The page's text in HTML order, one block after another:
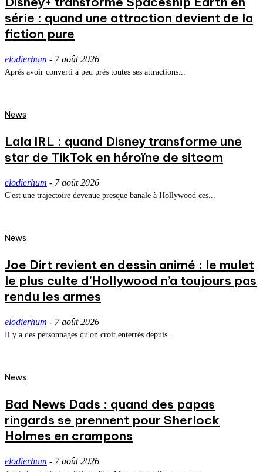
série : quand une attraction devient de la
fiction pure
elodierhum - 7 août 2026
Après avoir converti à peu près toutes ses attractions...
News
Lala IRL : quand Disney transforme une
star de TikTok en héroïne de sitcom
elodierhum - 7 août 2026
C'est une trajectoire devenue presque banale à Hollywood ces...
News
Joe Dirt revient en dessin animé : le mulet
le plus culte d’Hollywood n’a toujours pas
rendu les armes
elodierhum - 7 août 2026
Il y a des personnages qu'on croit enterrés depuis...
News
Bad News Dads : quand des papas
ringards se prennent pour Sherlock
Holmes en crampons
elodierhum - 7 août 2026